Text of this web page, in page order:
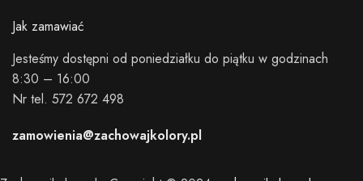
Jak zamawiać
Jesteśmy dostępni od poniedziałku do piątku w godzinach
8:30 – 16:00
Nr tel. 572 672 498
zamowienia@zachowajkolory.pl